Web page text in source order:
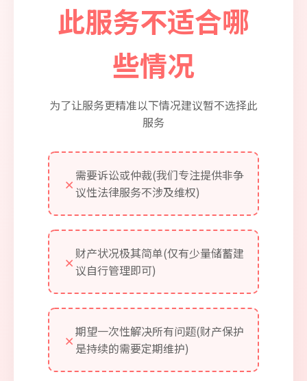
此服务不适合哪
些情况
为了让服务更精准以下情况建议暂不选择此
服务
✗ 需要诉讼或仲裁(我们专注提供非争
议性法律服务不涉及维权)
✗ 财产状况极其简单(仅有少量储蓄建
议自行管理即可)
✗期望一次性解决所有问题(财产保护
是持续的需要定期维护)